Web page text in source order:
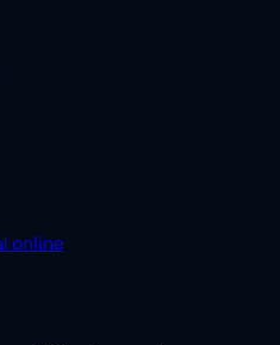
online